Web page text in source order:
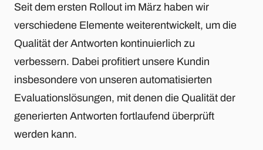
Seit dem ersten Rollout im März haben wir
verschiedene Elemente weiterentwickelt, um die
Qualität der Antworten kontinuierlich zu
verbessern. Dabei profitiert unsere Kundin
insbesondere von unseren automatisierten
Evaluationslösungen, mit denen die Qualität der
generierten Antworten fortlaufend überprüft
werden kann.